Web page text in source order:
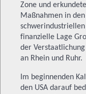
Zone und
Maßnahmen in
finanzielle Lage
der
an Rhein und Ruhr.
Im beginnenden
den USA darauf